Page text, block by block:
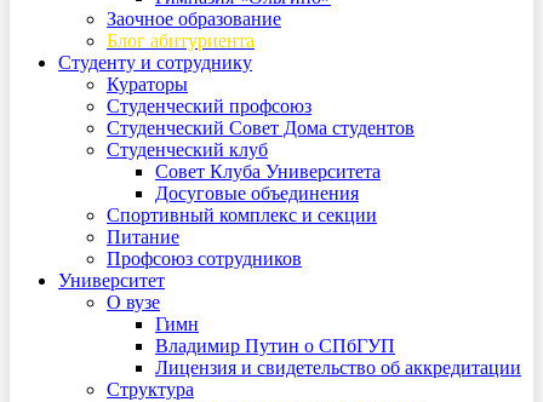
Заочное образование
Блог абитуриента
Студенту и сотруднику
Кураторы
Студенческий профсоюз
Студенческий Совет Дома студентов
Студенческий клуб
Совет Клуба Университета
Досуговые объединения
Спортивный комплекс и секции
Питание
Профсоюз сотрудников
Университет
О вузе
Гимн
Владимир Путин о СПбГУП
Лицензия и свидетельство об аккредитации
Структура